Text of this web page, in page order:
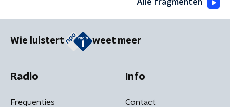
Alle fragmenten
Wie luistert weet meer
Radio
Frequenties
Info
Contact